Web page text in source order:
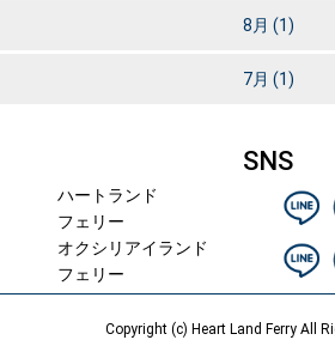
8月 (1)
7月 (1)
SNS
ハートランド
フェリー
オクシリアイランド
フェリー
Copyright (c) Heart Land Ferry All